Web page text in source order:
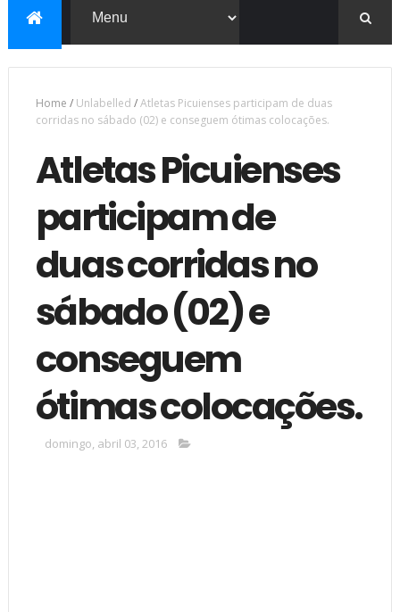
Home /Unlabelled /Atletas Picuienses participam de duas
corridas no sábado (02) e conseguem ótimas colocações.
Atletas Picuienses
participam de
duas corridas no
sábado (02) e
conseguem
ótimas colocações.
domingo, abril 03, 2016